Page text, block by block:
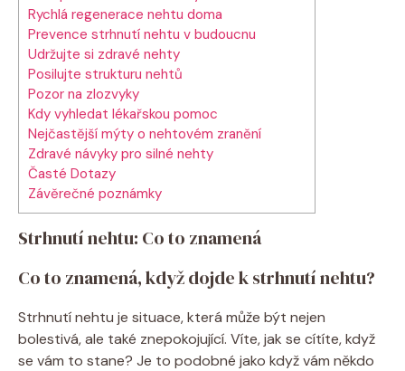
Rychlá regenerace nehtu doma
Prevence strhnutí nehtu v budoucnu
Udržujte si zdravé nehty
Posilujte strukturu nehtů
Pozor na zlozvyky
Kdy vyhledat lékařskou pomoc
Nejčastější mýty o nehtovém zranění
Zdravé návyky pro silné nehty
Časté Dotazy
Závěrečné poznámky
Strhnutí nehtu: Co to znamená
Co to znamená, když dojde k strhnutí nehtu?
Strhnutí nehtu je situace, která může být nejen
bolestivá, ale také znepokojující. Víte, jak se cítíte, když
se vám to stane? Je to podobné jako když vám někdo